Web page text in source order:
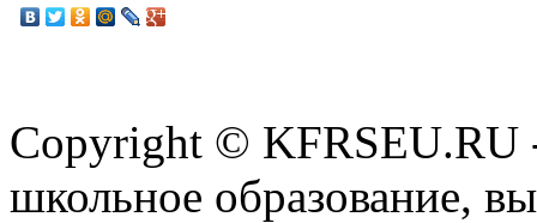
Copyright © KFRSEU.RU
школьное образование,